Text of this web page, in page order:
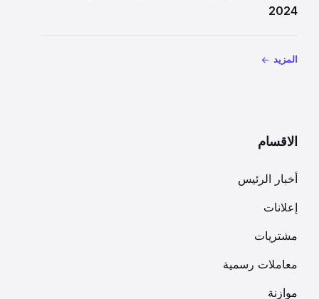
2024
المزيد
الاقسام
أخبار الرئيس
إعلانات
مشتريات
معاملات رسمية
موازنة